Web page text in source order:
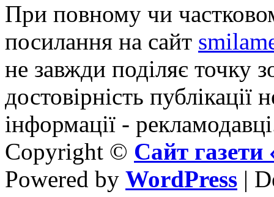
При повному чи
посилання на сайт
не завжди поділяє точку
достовірність публікації
інформації -
Copyright © Сайт
Powered by WordPress |